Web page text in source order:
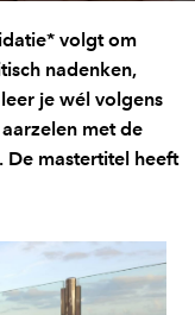
volgt om
nadenken,
je wél volgens
met de
De mastertitel heeft